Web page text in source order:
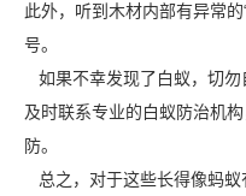
此外，听到木材内部有异常
号。
如果不幸发现了白蚁，切
及时联系专业的白蚁防治机
防。
总之，对于这些长得像蚂